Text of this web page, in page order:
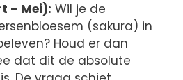
– Mei): Wil je de
(sakura) in
Houd er dan
dat dit de absolute